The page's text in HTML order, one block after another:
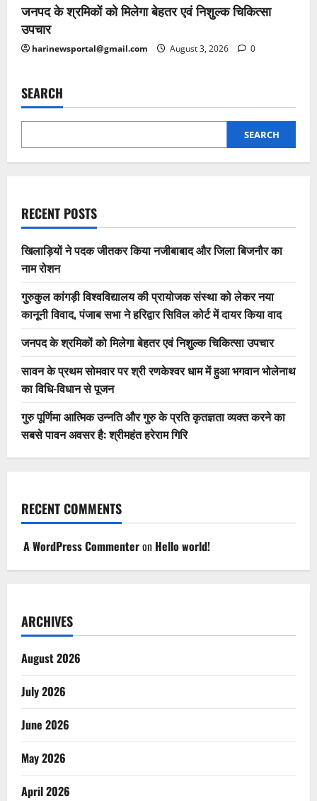
जनपद के श्रमिकों को मिलेगा बेहतर एवं निशुल्क चिकित्सा
उपचार
harinewsportal@gmail.com August 3, 2026 0
SEARCH
SEARCH
RECENT POSTS
खिलाड़ियों ने पदक जीतकर किया नजीबाबाद और जिला बिजनौर का
नाम रोशन
गुरुकुल कांगड़ी विश्वविद्यालय की प्रायोजक संस्था को लेकर नया
कानूनी विवाद, पंजाब सभा ने हरिद्वार सिविल कोर्ट में दायर किया वाद
जनपद के श्रमिकों को मिलेगा बेहतर एवं निशुल्क चिकित्सा उपचार
सावन के प्रथम सोमवार पर श्री रणकेश्वर धाम में हुआ भगवान भोलेनाथ
का विधि-विधान से पूजन
गुरु पूर्णिमा आत्मिक उन्नति और गुरु के प्रति कृतज्ञता व्यक्त करने का
सबसे पावन अवसर है: श्रीमहंत हरेराम गिरि
RECENT COMMENTS
A WordPress Commenteron Hello world!
ARCHIVES
August 2026
July 2026
June 2026
May 2026
April 2026